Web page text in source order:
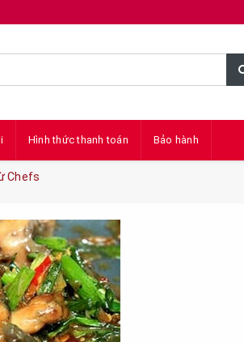
Hình thức thanh toán Bảo hành
Chefs